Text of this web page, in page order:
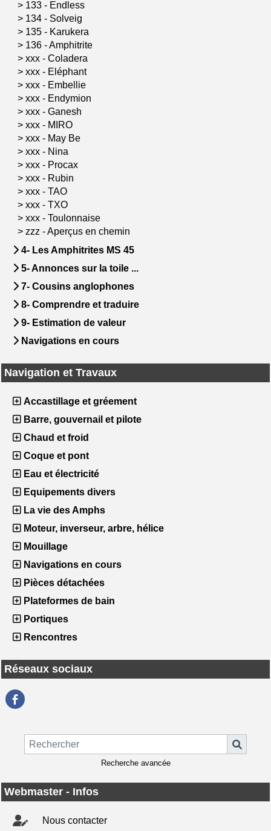
> 133 - Endless
> 134 - Solveig
> 135 - Karukera
> 136 - Amphitrite
> xxx - Coladera
> xxx - Eléphant
> xxx - Embellie
> xxx - Endymion
> xxx - Ganesh
> xxx - MIRO
> xxx - May Be
> xxx - Nina
> xxx - Procax
> xxx - Rubin
> xxx - TAO
> xxx - TXO
> xxx - Toulonnaise
> zzz - Aperçus en chemin
4- Les Amphitrites MS 45
5- Annonces sur la toile ...
7- Cousins anglophones
8- Comprendre et traduire
9- Estimation de valeur
Navigations en cours
Navigation et Travaux
Accastillage et gréement
Barre, gouvernail et pilote
Chaud et froid
Coque et pont
Eau et électricité
Equipements divers
La vie des Amphs
Moteur, inverseur, arbre, hélice
Mouillage
Navigations en cours
Pièces détachées
Plateformes de bain
Portiques
Rencontres
Réseaux sociaux
Recherche avancée
Webmaster - Infos
Nous contacter